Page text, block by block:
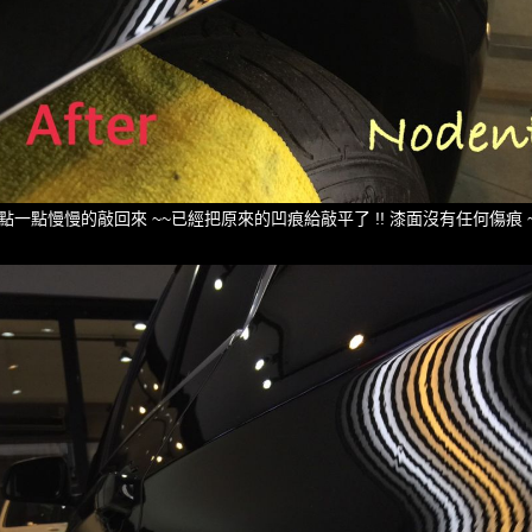
一點慢慢的敲回來 ~~已經把原來的凹痕給敲平了 !! 漆面沒有任何傷痕